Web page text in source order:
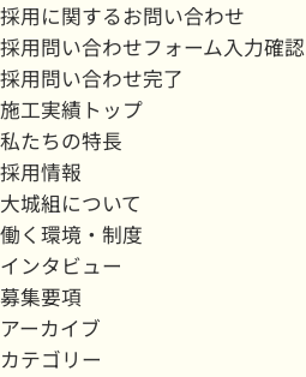
採用に関するお問い合わせ
採用問い合わせフォーム入力確認
採用問い合わせ完了
施工実績トップ
私たちの特長
採用情報
大城組について
働く環境・制度
インタビュー
募集要項
アーカイブ
カテゴリー